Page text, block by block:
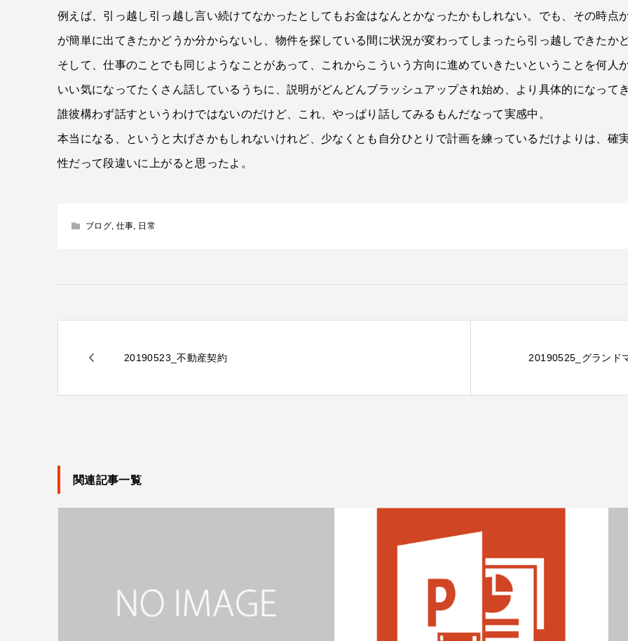
例えば、引っ越し引っ越し言い続けてなかったとしてもお金はなんとかなったかもしれない。でも、その時点
が簡単に出てきたかどうか分からないし、物件を探している間に状況が変わってしまったら引っ越しできたか
そして、仕事のことでも同じようなことがあって、これからこういう方向に進めていきたいということを何人
いい気になってたくさん話しているうちに、説明がどんどんブラッシュアップされ始め、より具体的になって
誰彼構わず話すというわけではないのだけど、これ、やっぱり話してみるもんだなって実感中。
本当になる、というと大げさかもしれないけれど、少なくとも自分ひとりで計画を練っているだけよりは、確
性だって段違いに上がると思ったよ。
ブログ, 仕事, 日常
20190523_不動産契約 20190525_グランド
関連記事一覧